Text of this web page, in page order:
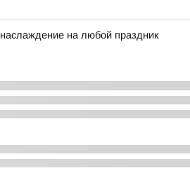
на любой праздник